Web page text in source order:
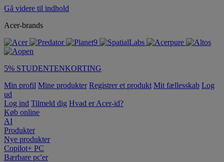
Gå videre til indhold
Acer-brands
5% STUDENTENKORTING
Min profil Mine produkter Registrer et produkt Mit fællesskab Log
ud
Log ind Tilmeld dig Hvad er Acer-id?
Køb online
AI
Produkter
Nye produkter
Copilot+ PC
Bærbare pc'er